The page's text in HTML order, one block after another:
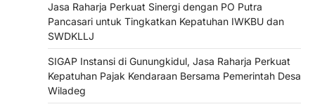
Jasa Raharja Perkuat Sinergi dengan PO Putra
Pancasari untuk Tingkatkan Kepatuhan IWKBU dan
SWDKLLJ
SIGAP Instansi di Gunungkidul, Jasa Raharja Perkuat
Kepatuhan Pajak Kendaraan Bersama Pemerintah Desa
Wiladeg